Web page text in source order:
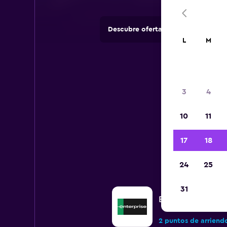
Descubre ofertas de agencias de
Todos
Enterprise Rent-A-
2 puntos de
L M
3 4
10 11
17 18
24 25
31